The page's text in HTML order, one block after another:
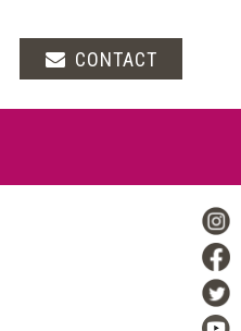
CONTACT